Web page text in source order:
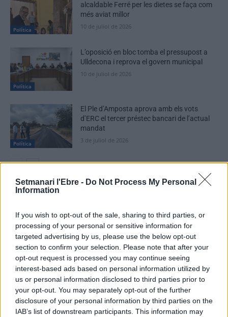
Setmanari l'Ebre - Do Not Process My Personal
Information
If you wish to opt-out of the sale, sharing to third parties, or
processing of your personal or sensitive information for
targeted advertising by us, please use the below opt-out
section to confirm your selection. Please note that after your
opt-out request is processed you may continue seeing
interest-based ads based on personal information utilized by
us or personal information disclosed to third parties prior to
your opt-out. You may separately opt-out of the further
disclosure of your personal information by third parties on the
IAB’s list of downstream participants. This information may
Política
alcaldable Ferré per les dietes se faça com
més aviat millor
10 de juliol de 2026
Política
L’oposició en bloc tomba el pressupost a
Ulldecona i reprova el govern municipal
10 de juliol de 2026
Política
El Ple d’Amposta aprova amb els vots
d’ERC el tercer préstec bancari de l’actual
mandat
3 de juliol de 2026
Comentari: